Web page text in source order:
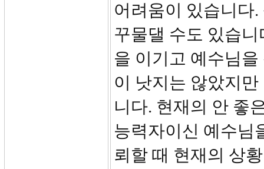
어려움이 있습니다
꾸물댈 수도 있습
을 이기고 예수님
이 낫지는 않았지
니다. 현재의 안 좋
능력자이신 예수님
뢰할 때 현재의 상